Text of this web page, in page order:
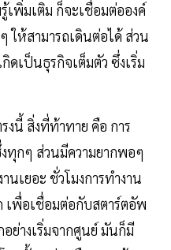
เพิ่มเติม ก็จะเชื่อมต่อองค์
ให้สามารถเดินต่อได้ ส่วน
ดเป็นธุรกิจเต็มตัว ซึ่งเริ่ม
งนี้ สิ่งที่ท้าทาย คือ การ
ทุกๆ ส่วนมีความยากพอๆ
นเยอะ ชั่วโมงการทำงาน
เพื่อเชื่อมต่อกับสตาร์ตอัพ
ย่างเริ่มจากศูนย์ มันก็มี